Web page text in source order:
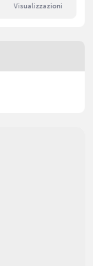
Visualizzazioni